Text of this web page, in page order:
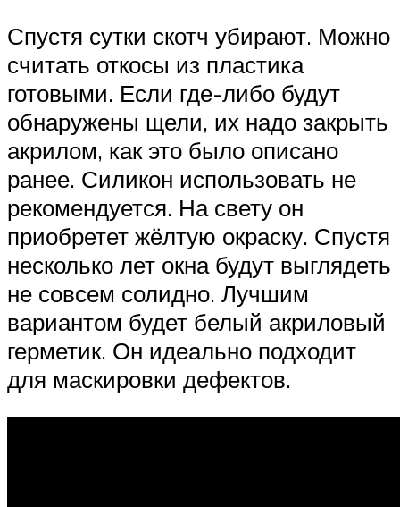
Спустя сутки скотч убирают. Можно
считать откосы из пластика
готовыми. Если где-либо будут
обнаружены щели, их надо закрыть
акрилом, как это было описано
ранее. Силикон использовать не
рекомендуется. На свету он
приобретет жёлтую окраску. Спустя
несколько лет окна будут выглядеть
не совсем солидно. Лучшим
вариантом будет белый акриловый
герметик. Он идеально подходит
для маскировки дефектов.